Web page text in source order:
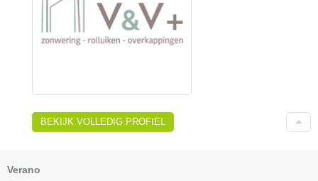
BEKIJK VOLLEDIG PROFIEL
Verano